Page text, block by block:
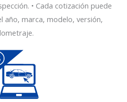
• Cada cotización puede
año, marca, modelo, versión,